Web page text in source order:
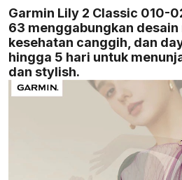
Garmin Lily 2 Classic 010-
63 menggabungkan
kesehatan canggih, dan
hingga 5 hari untuk
dan stylish.